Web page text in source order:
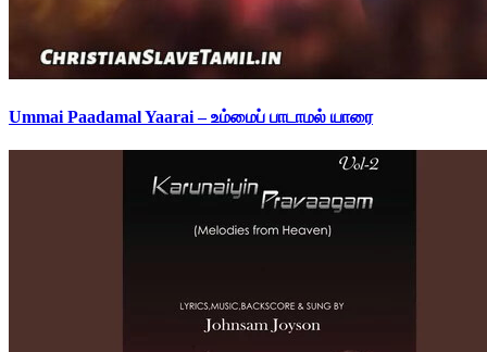
Ummai Paadamal Yaarai – உம்மைப் பாடாமல் யாரை